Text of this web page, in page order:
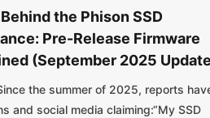
the Phison SSD
Pre-Release Firmware
(September 2025
the summer of 2025, reports
and social media claiming:“My SSD